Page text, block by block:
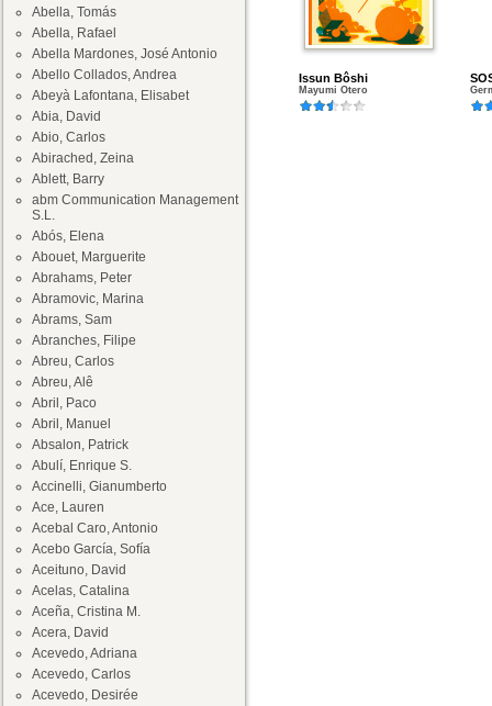
Abella, Tomás
Abella, Rafael
Abella Mardones, José Antonio
Abello Collados, Andrea
Abeyà Lafontana, Elisabet
Abia, David
Abio, Carlos
Abirached, Zeina
Ablett, Barry
abm Communication Management
S.L.
Abós, Elena
Abouet, Marguerite
Abrahams, Peter
Abramovic, Marina
Abrams, Sam
Abranches, Filipe
Abreu, Carlos
Abreu, Alê
Abril, Paco
Abril, Manuel
Absalon, Patrick
Abulí, Enrique S.
Accinelli, Gianumberto
Ace, Lauren
Acebal Caro, Antonio
Acebo García, Sofía
Aceituno, David
Acelas, Catalina
Aceña, Cristina M.
Acera, David
Acevedo, Adriana
Acevedo, Carlos
Acevedo, Desirée
Issun Bôshi
Mayumi Otero